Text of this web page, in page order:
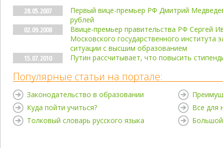
28.05.2007
Первый вице-премьер РФ Дмитрий
рублей
02.09.2008
Ввице-премьер правительства РФ Сергей
Московского государственного института
ситуации с высшим образованием
15.07.2010
Путин рассчитывает, что повысить
Популярные статьи на портале:
Законодательство в образовании
Куда пойти учиться?
Толковый словарь русского языка
Все для
Большой